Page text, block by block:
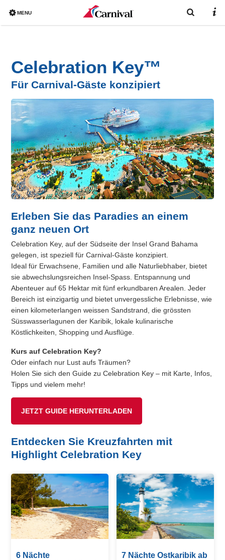
Bereits gebucht?
Reiseziele
Buchen
Schiffe
Urlaub mit Carnival
Katalog
MENU
Celebration Key™
Für Carnival-Gäste konzipiert
Erleben Sie das Paradies an einem
ganz neuen Ort
Celebration Key, auf der Südseite der Insel Grand Bahama
gelegen, ist speziell für Carnival-Gäste konzipiert.
Ideal für Erwachsene, Familien und alle Naturliebhaber, bietet
sie abwechslungsreichen Insel-Spass. Entspannung und
Abenteuer auf 65 Hektar mit fünf erkundbaren Arealen. Jeder
Bereich ist einzigartig und bietet unvergessliche Erlebnisse, wie
einen kilometerlangen weissen Sandstrand, die grössten
Süsswasserlagunen der Karibik, lokale kulinarische
Köstlichkeiten, Shopping und Ausflüge.
Kurs auf Celebration Key?
Oder einfach nur Lust aufs Träumen?
Holen Sie sich den Guide zu Celebration Key – mit Karte, Infos,
Tipps und vielem mehr!
JETZT GUIDE HERUNTERLADEN
Entdecken Sie Kreuzfahrten mit
Highlight Celebration Key
6 Nächte
7 Nächte Ostkaribik ab